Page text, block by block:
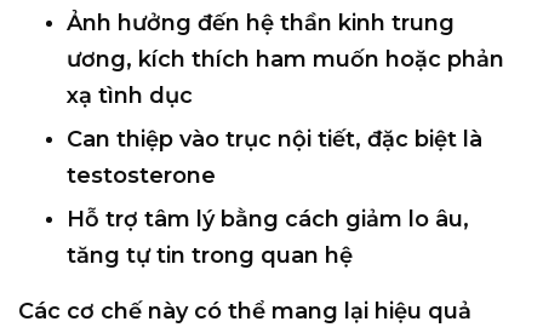
Ảnh hưởng đến hệ thần kinh trung
ương, kích thích ham muốn hoặc phản
xạ tình dục
Can thiệp vào trục nội tiết, đặc biệt là
testosterone
Hỗ trợ tâm lý bằng cách giảm lo âu,
tăng tự tin trong quan hệ
Các cơ chế này có thể mang lại hiệu quả